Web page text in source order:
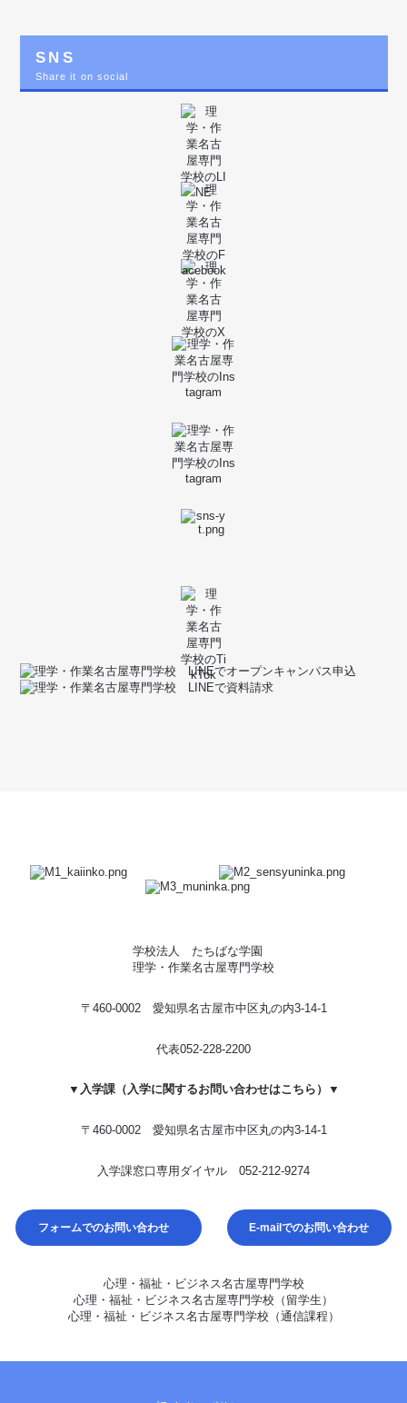
SNS
Share it on social
学校法人 たちばな学園
理学・作業名古屋専門学校
〒460-0002 愛知県名古屋市中区丸の内3-14-1
代表052-228-2200
▼入学課（入学に関するお問い合わせはこちら）▼
〒460-0002 愛知県名古屋市中区丸の内3-14-1
入学課窓口専用ダイヤル 052-212-9274
フォームでのお問い合わせ E-mailでのお問い合わせ
心理・福祉・ビジネス名古屋専門学校
心理・福祉・ビジネス名古屋専門学校（留学生）
心理・福祉・ビジネス名古屋専門学校（通信課程）